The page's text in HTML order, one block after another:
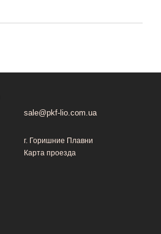
sale@pkf-lio.com.ua
г. Горишние Плавни
Карта проезда